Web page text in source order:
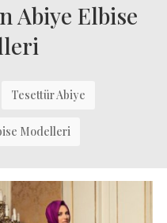
Abiye Elbise
Tesettür Abiye
Modelleri